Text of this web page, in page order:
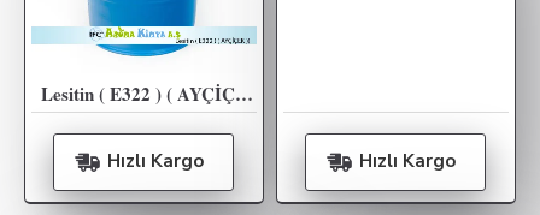
Lesitin ( E322 ) ( AYÇİÇEK ) 200KG
Hızlı Kargo Hızlı Kargo